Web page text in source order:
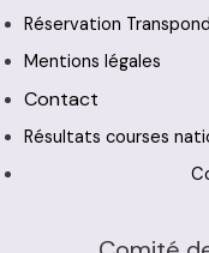
Réservation
Mentions légales
Contact
Résultats courses